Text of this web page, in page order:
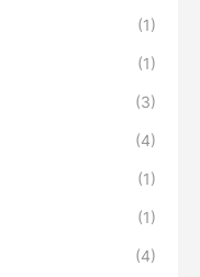
(1)
(1)
(3)
(4)
(1)
(1)
(4)